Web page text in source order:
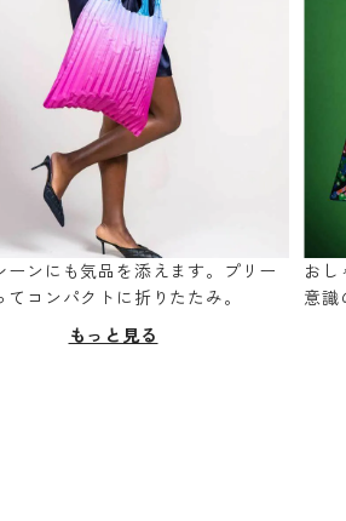
ーンにも気品を添えます。プリー
てコンパクトに折りたたみ。
もっと見る
おし
意識